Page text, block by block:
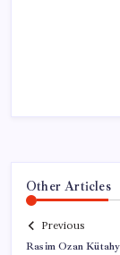
Other Articles
Previous
Rasim Ozan